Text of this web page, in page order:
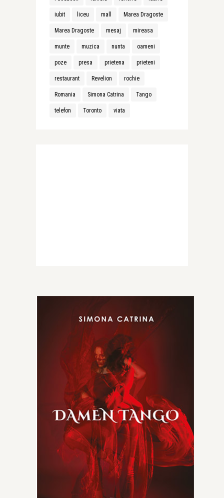
iubit liceu mall Marea Dragoste
Marea Dragoste mesaj mireasa
munte muzica nunta oameni
poze presa prietena prieteni
restaurant Revelion rochie
Romania Simona Catrina Tango
telefon Toronto viata